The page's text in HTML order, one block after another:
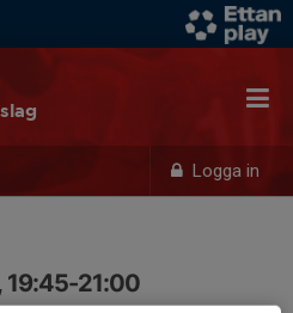
Logga in
19:45-21:00